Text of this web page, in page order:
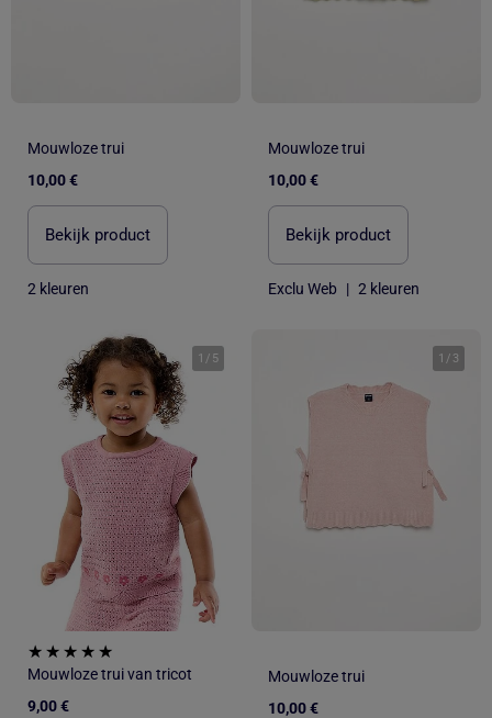
Mouwloze trui
10,00 €
Bekijk product
2 kleuren
Mouwloze trui
10,00 €
Bekijk product
Exclu Web | 2 kleuren
1 / 5
Mouwloze trui van tricot
9,00 €
1 / 3
Mouwloze trui
10,00 €